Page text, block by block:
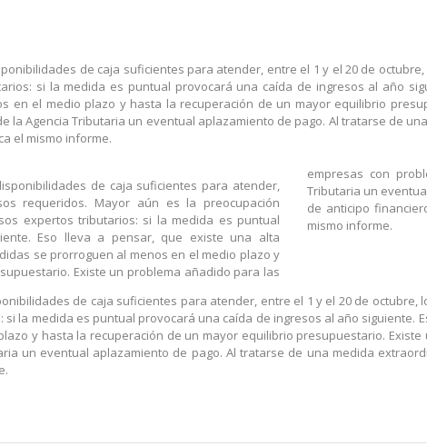
de caja suficientes para atender, entre el 1 y el 20 de
si la medida es puntual provocará una caída de ingresos al año
en el medio plazo y hasta la recuperación de un mayor equilibrio
la Agencia Tributaria un eventual aplazamiento de pago. Al tratarse de
el mismo informe.
de caja suficientes para atender,
requeridos. Mayor aún es la preocupación
expertos tributarios: si la medida es puntual
Eso lleva a pensar, que existe una alta
se prorroguen al menos en el medio plazo y
Existe un problema añadido para las
empresas con
Tributaria un
de anticipo
mismo informe.
de caja suficientes para atender, entre el 1 y el 20 de
la medida es puntual provocará una caída de ingresos al año
y hasta la recuperación de un mayor equilibrio presupuestario.
un eventual aplazamiento de pago. Al tratarse de una medida